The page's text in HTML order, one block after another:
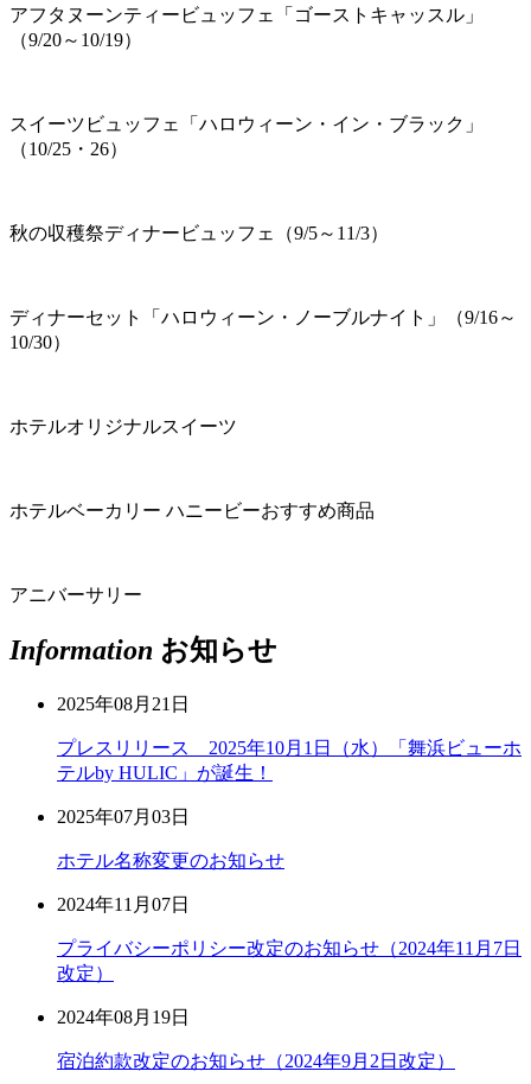
アフタヌーンティービュッフェ「ゴーストキャッスル」
（9/20～10/19）
スイーツビュッフェ「ハロウィーン・イン・ブラック」
（10/25・26）
秋の収穫祭ディナービュッフェ（9/5～11/3）
ディナーセット「ハロウィーン・ノーブルナイト」（9/16～
10/30）
ホテルオリジナルスイーツ
ホテルベーカリー ハニービーおすすめ商品
アニバーサリー
Information お知らせ
2025年08月21日
プレスリリース 2025年10月1日（水）「舞浜ビューホ
テルby HULIC」が誕生！
2025年07月03日
ホテル名称変更のお知らせ
2024年11月07日
プライバシーポリシー改定のお知らせ（2024年11月7日
改定）
2024年08月19日
宿泊約款改定のお知らせ（2024年9月2日改定）